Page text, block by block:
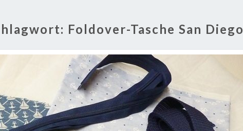
Foldover-Tasche San Diego